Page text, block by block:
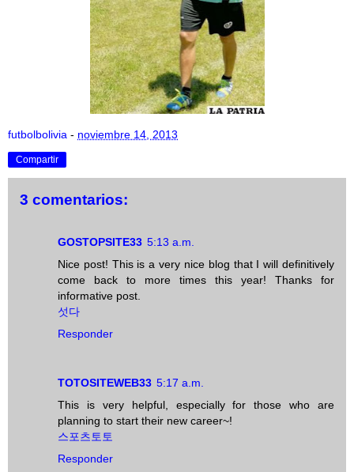
futbolbolivia - noviembre 14, 2013
Compartir
3 comentarios:
GOSTOPSITE33 5:13 a.m.
Nice post! This is a very nice blog that I will definitively
come back to more times this year! Thanks for
informative post.
섯다
Responder
TOTOSITEWEB33 5:17 a.m.
This is very helpful, especially for those who are
planning to start their new career~!
스포츠토토
Responder